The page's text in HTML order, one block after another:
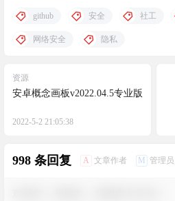
github 安全 社工
网络安全 隐私
资源
安卓概念画板v2022.04.5专业版
2022-5-2 21:05:38
998 条回复 A 文章作者 M 管理员